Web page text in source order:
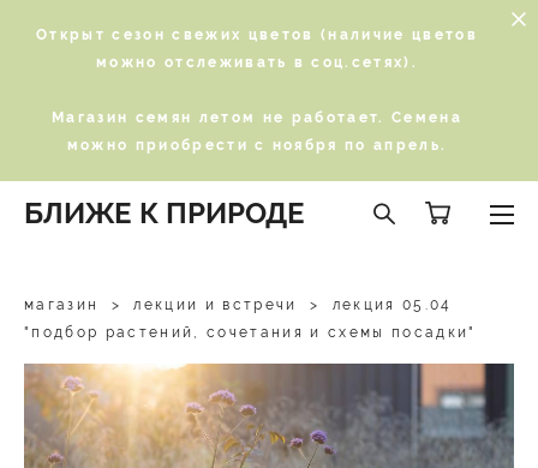
Открыт сезон свежих цветов (наличие цветов
можно отслеживать в соц.сетях).
Магазин семян летом не работает. Семена
можно приобрести с ноября по апрель.
БЛИЖЕ К ПРИРОДЕ
магазин > лекции и встречи >
лекция 05.04
"подбор растений, сочетания и схемы посадки"